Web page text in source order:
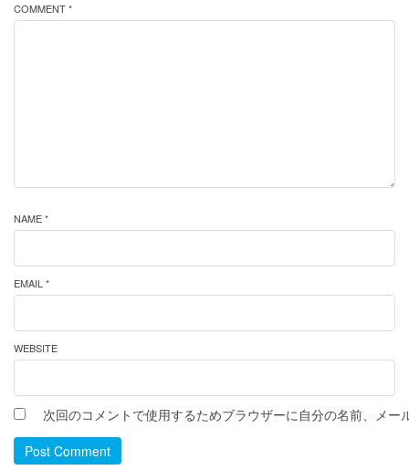
COMMENT *
NAME *
EMAIL *
WEBSITE
次回のコメントで使用するためブラウザーに自分の名前、メー
Post Comment